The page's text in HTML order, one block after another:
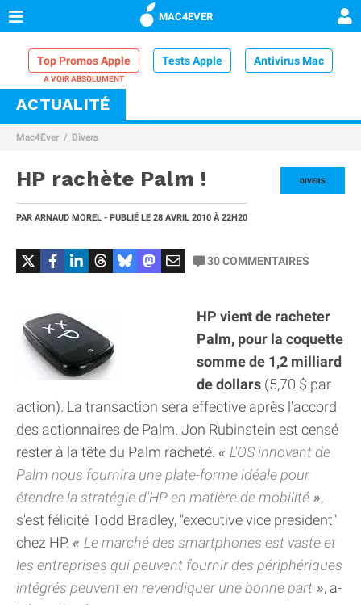
MAC4EVER
Top Promos Apple Tests Apple Antivirus Mac
VPN Mac
Comparatif iPhone
ACTUALITÉ
Mac4Ever Divers
DIVERS
HP rachète Palm !
PAR ARNAUD MOREL - PUBLIÉ LE 28 AVRIL 2010 À 22H20
30COMMENTAIRES
HP vient de racheter
Palm, pour la coquette
somme de 1,2 milliard
de dollars (5,70 $ par
action). La transaction sera effective après l'accord
des actionnaires de Palm. Jon Rubinstein est censé
rester à la tête du Palm racheté.
L'OS innovant de
Palm nous fournira une plate-forme idéale pour
étendre la stratégie d'HP en matière de mobilité
,
s'est félicité Todd Bradley, "executive vice president"
chez HP.
Le marché des smartphones est vaste et
les entreprises qui peuvent fournir des périphériques
intégrés peuvent en revendiquer une bonne part
, a-